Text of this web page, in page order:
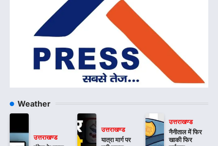
Weather
उत्तराखण्ड
उत्तराखण्ड
यात्रा मार्ग पर
उत्तराखण्ड
नैनीताल में फिर
खाकी फिर